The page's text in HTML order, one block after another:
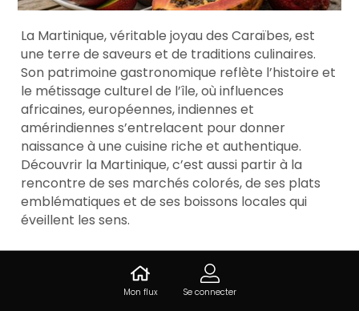
La Martinique, véritable joyau des Caraïbes, est
une terre de saveurs et de traditions culinaires.
Son patrimoine gastronomique reflète l’histoire et
le métissage culturel de l’île, où influences
africaines, européennes, indiennes et
amérindiennes s’entrelacent pour donner
naissance à une cuisine riche et authentique.
Découvrir la Martinique, c’est aussi partir à la
rencontre de ses marchés colorés, de ses plats
emblématiques et de ses boissons locales qui
éveillent les sens.
Quelles sont les
Mon flux Se connecter